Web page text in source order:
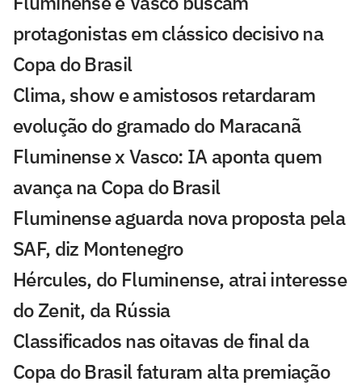
protagonistas em clássico decisivo na
Copa do Brasil
Clima, show e amistosos retardaram
evolução do gramado do Maracanã
Fluminense x Vasco: IA aponta quem
avança na Copa do Brasil
Fluminense aguarda nova proposta pela
SAF, diz Montenegro
Hércules, do Fluminense, atrai interesse
do Zenit, da Rússia
Classificados nas oitavas de final da
Copa do Brasil faturam alta premiação